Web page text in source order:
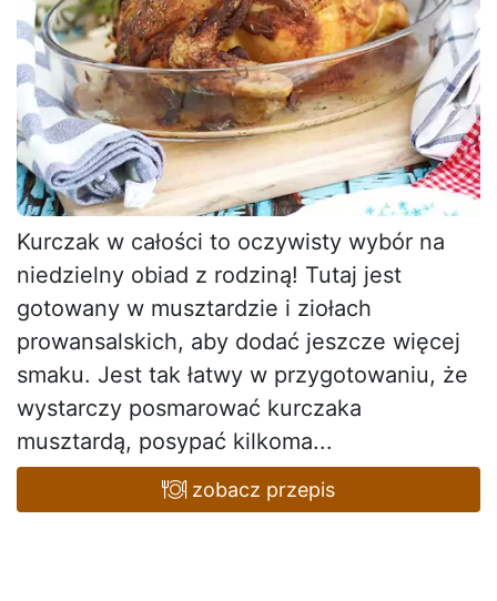
Kurczak w całości to oczywisty wybór na
niedzielny obiad z rodziną! Tutaj jest
gotowany w musztardzie i ziołach
prowansalskich, aby dodać jeszcze więcej
smaku. Jest tak łatwy w przygotowaniu, że
wystarczy posmarować kurczaka
musztardą, posypać kilkoma...
zobacz przepis